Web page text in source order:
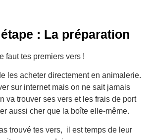
: La préparation
faut tes premiers vers !
les acheter directement en animalerie.
sur internet mais on ne sait jamais
va trouver ses vers et les frais de port
aussi cher que la boîte elle-même.
trouvé tes vers, il est temps de leur